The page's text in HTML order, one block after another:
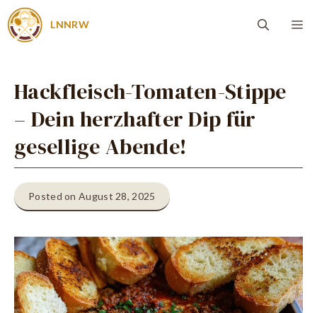
Zum
Inhalt
LNNRW
Hackfleisch-Tomaten-Stippe
– Dein herzhafter Dip für
gesellige Abende!
Posted on August 28, 2025